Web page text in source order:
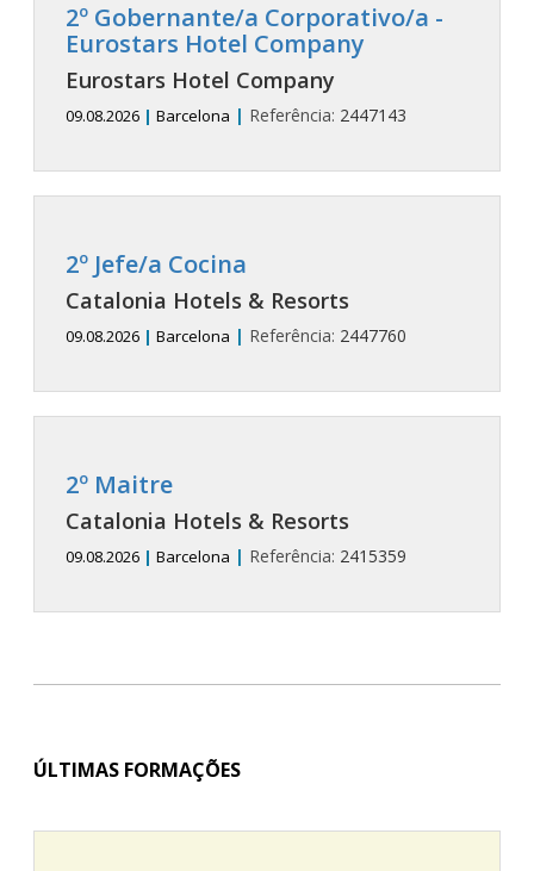
2º Gobernante/a Corporativo/a -
Eurostars Hotel Company
Eurostars Hotel Company
09.08.2026 | Barcelona | Referência: 2447143
2º Jefe/a Cocina
Catalonia Hotels & Resorts
09.08.2026 | Barcelona | Referência: 2447760
2º Maitre
Catalonia Hotels & Resorts
09.08.2026 | Barcelona | Referência: 2415359
ÚLTIMAS FORMAÇÕES